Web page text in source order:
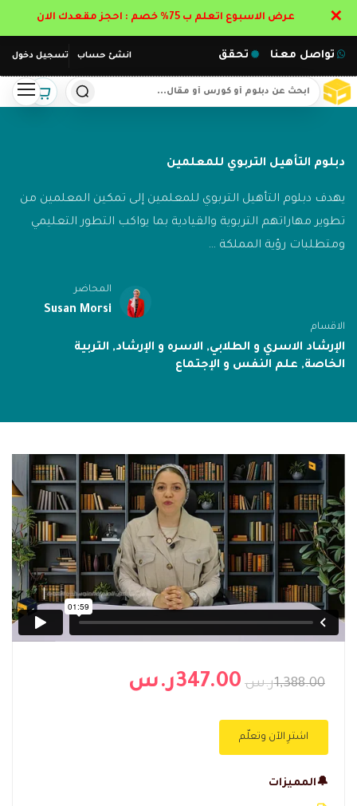
انشئ حساب تسجيل دخول تواصل معنا تحقق
دبلوم التأهيل التربوي للمعلمين
يهدف دبلوم التأهيل التربوي للمعلمين إلى تمكين المعلمين من
تطوير مهاراتهم التربوية والقيادية بما يواكب التطور التعليمي
ومتطلبات رؤية المملكة …
المحاضر
Susan Morsi
الاقسام
الإرشاد الاسري و الطلابي, الاسره و الإرشاد, التربية
الخاصة, علم النفس و الإجتماع
1,388.00ر.س 347.00ر.س
اشترِ الآن وتعلّم
🔔المميزات
عرض الاسبوع اتعلم ب 75% خصم : احجز مقعدك الان ✕